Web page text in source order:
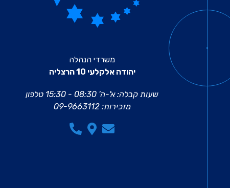
משרדי הנהלה
יהודה אלקלעי 10 הרצליה
שעות קבלה: א'-ה' 08:30 - 15:30
טלפון
מזכירות: 09-9663112